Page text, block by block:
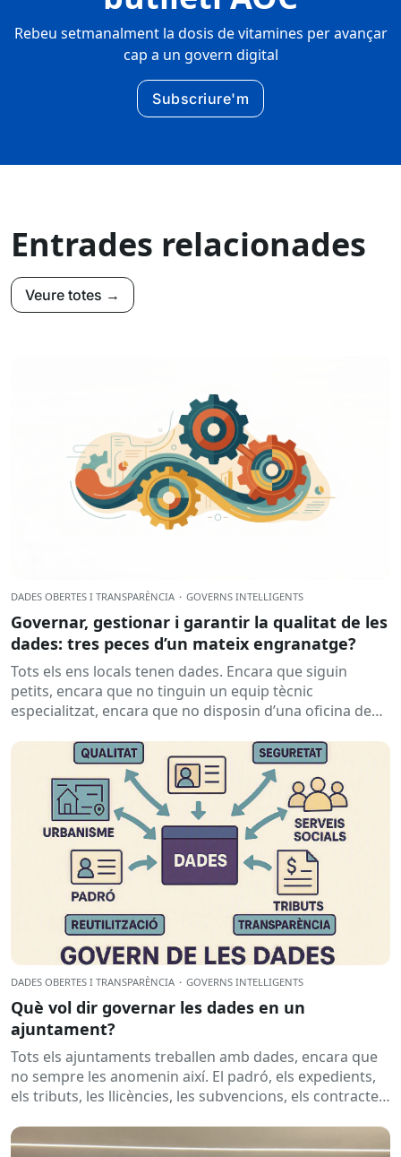
Rebeu setmanalment la dosis de vitamines per avançar
cap a un govern digital
Subscriure'm
Entrades relacionades
Veure totes →
DADES OBERTES I TRANSPARÈNCIA · GOVERNS INTEL·LIGENTS
Governar, gestionar i garantir la qualitat de les
dades: tres peces d’un mateix engranatge?
Tots els ens locals tenen dades. Encara que siguin
petits, encara que no tinguin un equip tècnic
especialitzat, encara que no disposin d’una oficina de
DADES OBERTES I TRANSPARÈNCIA · GOVERNS INTEL·LIGENTS
Què vol dir governar les dades en un
ajuntament?
Tots els ajuntaments treballen amb dades, encara que
no sempre les anomenin així. El padró, els expedients,
els tributs, les llicències, les subvencions, els contractes,